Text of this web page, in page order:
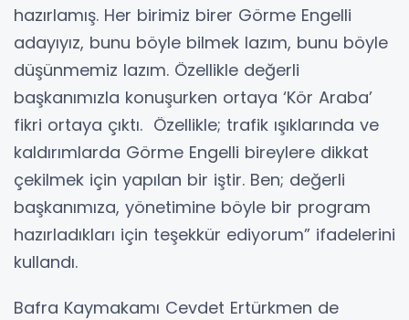
hazırlamış. Her birimiz birer Görme Engelli
adayıyız, bunu böyle bilmek lazım, bunu böyle
düşünmemiz lazım. Özellikle değerli
başkanımızla konuşurken ortaya ‘Kör Araba’
fikri ortaya çıktı. Özellikle; trafik ışıklarında ve
kaldırımlarda Görme Engelli bireylere dikkat
çekilmek için yapılan bir iştir. Ben; değerli
başkanımıza, yönetimine böyle bir program
hazırladıkları için teşekkür ediyorum” ifadelerini
kullandı.
Bafra Kaymakamı Cevdet Ertürkmen de